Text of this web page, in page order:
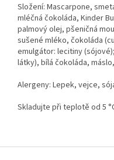
Složení: Mascarpone,
mléčná čokoláda, Kinder
palmový olej, pšeničná
sušené mléko, čokoláda
emulgátor: lecitiny
látky), bílá čokoláda,
Alergeny: Lepek, vejce,
Skladujte při teplotě od 5